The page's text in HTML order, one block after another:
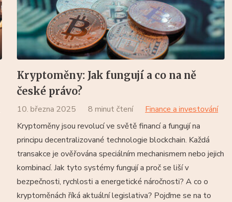
Kryptoměny: Jak fungují a co na ně
české právo?
10. března 2025 8 minut čtení
Finance a investování
Kryptoměny jsou revolucí ve světě financí a fungují na
principu decentralizované technologie blockchain. Každá
transakce je ověřována speciálním mechanismem nebo jejich
kombinací. Jak tyto systémy fungují a proč se liší v
bezpečnosti, rychlosti a energetické náročnosti? A co o
kryptoměnách říká aktuální legislativa? Pojďme se na to